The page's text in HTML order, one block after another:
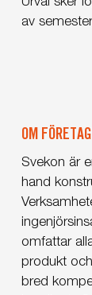
Urval sker
av
OM
Svekon är
hand
omfattar
produkt
bred